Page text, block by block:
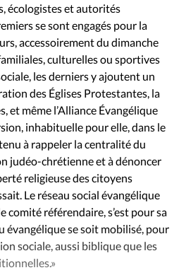
chrétienne
Chronique
Culture
Génération réveil
Monde
Relations Aujourd'hui
des Eglises
Trait d'Ixène
écologistes et autorités
se sont engagés pour la
accessoirement du dimanche
culturelles ou sportives
les derniers y ajoutent un
des Églises Protestantes, la
et même l’Alliance Évangélique
inhabituelle pour elle, dans le
à rappeler la centralité du
judéo-chrétienne et à dénoncer
religieuse des citoyens
Le réseau social évangélique
comité référendaire, s’est pour sa
évangélique se soit mobilisé, pour
sociale, aussi biblique que les